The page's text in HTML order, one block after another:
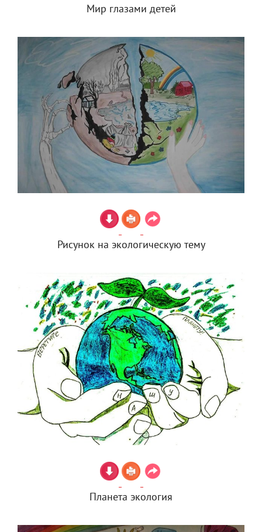
Мир глазами детей
Рисунок на экологическую тему
Планета экология